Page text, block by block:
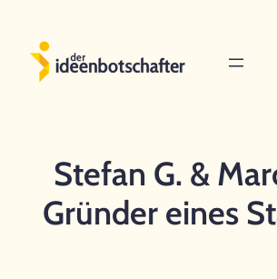
Inhalt
springen
Stefan G. &
Gründer eines